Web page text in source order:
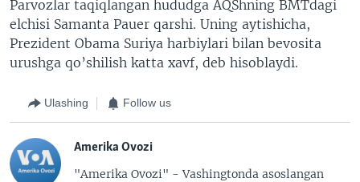
Parvozlar taqiqlangan hududga AQShning BMTdagi
elchisi Samanta Pauer qarshi. Uning aytishicha,
Prezident Obama Suriya harbiylari bilan bevosita
urushga qo’shilish katta xavf, deb hisoblaydi.
Ulashing Follow us
Amerika Ovozi
"Amerika Ovozi" - Vashingtonda asoslangan